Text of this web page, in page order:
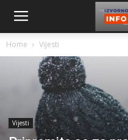
Home Vijesti
Vijesti